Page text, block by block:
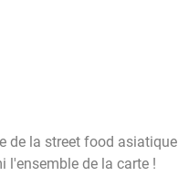
de la street food asiatique
l'ensemble de la carte !